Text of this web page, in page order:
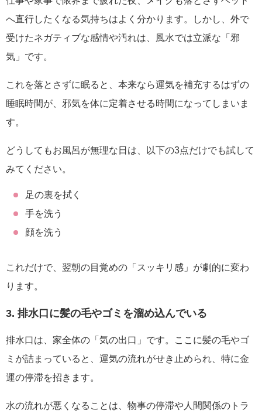
へ直行したくなる気持ちはよく分かります。しかし、外で
受けたネガティブな感情や汚れは、風水では立派な「邪
気」です。
これを落とさずに眠ると、本来なら運気を補充するはずの
睡眠時間が、邪気を体に定着させる時間になってしまいま
す。
どうしてもお風呂が無理な日は、以下の3点だけでも試して
みてください。
足の裏を拭く
手を洗う
顔を洗う
これだけで、翌朝の目覚めの「スッキリ感」が劇的に変わ
ります。
3. 排水口に髪の毛やゴミを溜め込んでいる
排水口は、家全体の「気の出口」です。ここに髪の毛やゴ
ミが詰まっていると、運気の流れがせき止められ、特に金
運の停滞を招きます。
水の流れが悪くなることは、物事の停滞や人間関係のトラ